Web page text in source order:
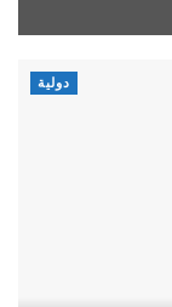
دولية